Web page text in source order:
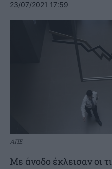
23/07/2021 17:59
ΑΠΕ
Με άνοδο έκλεισαν οι